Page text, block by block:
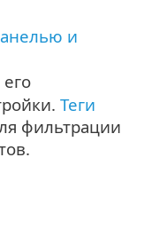
и
Теги
фильтрации